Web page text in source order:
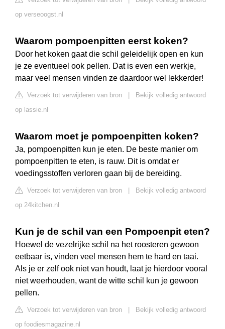
op verseoogst.nl
Waarom pompoenpitten eerst koken?
Door het koken gaat die schil geleidelijk open en kun
je ze eventueel ook pellen. Dat is even een werkje,
maar veel mensen vinden ze daardoor wel lekkerder!
Verzoek tot verwijderen van bron
Bekijk volledig antwoord
op lassie.nl
Waarom moet je pompoenpitten koken?
Ja, pompoenpitten kun je eten. De beste manier om
pompoenpitten te eten, is rauw. Dit is omdat er
voedingsstoffen verloren gaan bij de bereiding.
Verzoek tot verwijderen van bron
Bekijk volledig antwoord
op 24kitchen.nl
Kun je de schil van een Pompoenpit eten?
Hoewel de vezelrijke schil na het roosteren gewoon
eetbaar is, vinden veel mensen hem te hard en taai.
Als je er zelf ook niet van houdt, laat je hierdoor vooral
niet weerhouden, want de witte schil kun je gewoon
pellen.
Verzoek tot verwijderen van bron
Bekijk volledig antwoord
op foodiesmagazine.nl